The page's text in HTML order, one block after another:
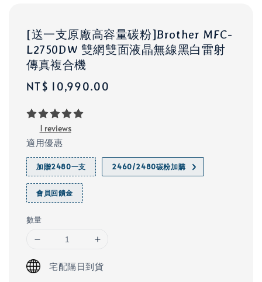
[送一支原廠高容量碳粉]Brother MFC-
L2750DW 雙網雙面液晶無線黑白雷射
傳真複合機
Regular
NT$ 10,990.00
1 reviews
適用優惠
加贈2480一支 2460/2480碳粉加購
會員回饋金
數量
宅配隔日到貨